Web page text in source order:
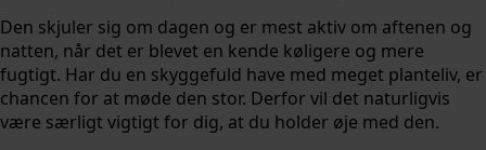
Den skjuler sig om dagen og er mest aktiv om aftenen og
natten, når det er blevet en kende køligere og mere
fugtigt. Har du en skyggefuld have med meget planteliv, er
chancen for at møde den stor. Derfor vil det naturligvis
være særligt vigtigt for dig, at du holder øje med den.